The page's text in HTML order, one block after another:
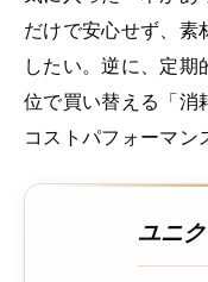
だけで安心せず、素
したい。逆に、定
位で買い替える「消
コストパフォーマン
ユニ